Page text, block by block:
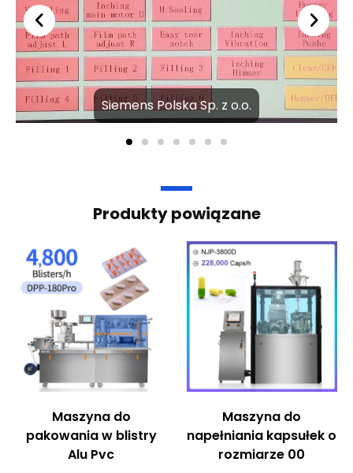
Siemens Polska Sp. z o.o.
Produkty powiązane
Maszyna do
pakowania w blistry
Alu Pvc
Maszyna do
napełniania kapsułek o
rozmiarze 00